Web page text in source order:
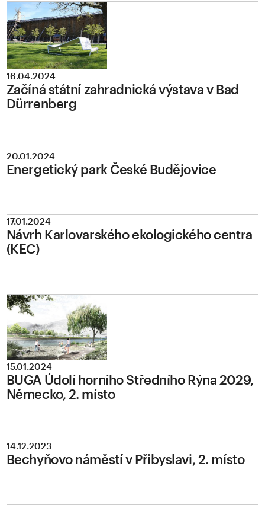
16.04.2024
Začíná státní zahradnická výstava v Bad
Dürrenberg
20.01.2024
Energetický park České Budějovice
17.01.2024
Návrh Karlovarského ekologického centra
(KEC)
15.01.2024
BUGA Údolí horního Středního Rýna 2029,
Německo, 2. místo
14.12.2023
Bechyňovo náměstí v Přibyslavi, 2. místo